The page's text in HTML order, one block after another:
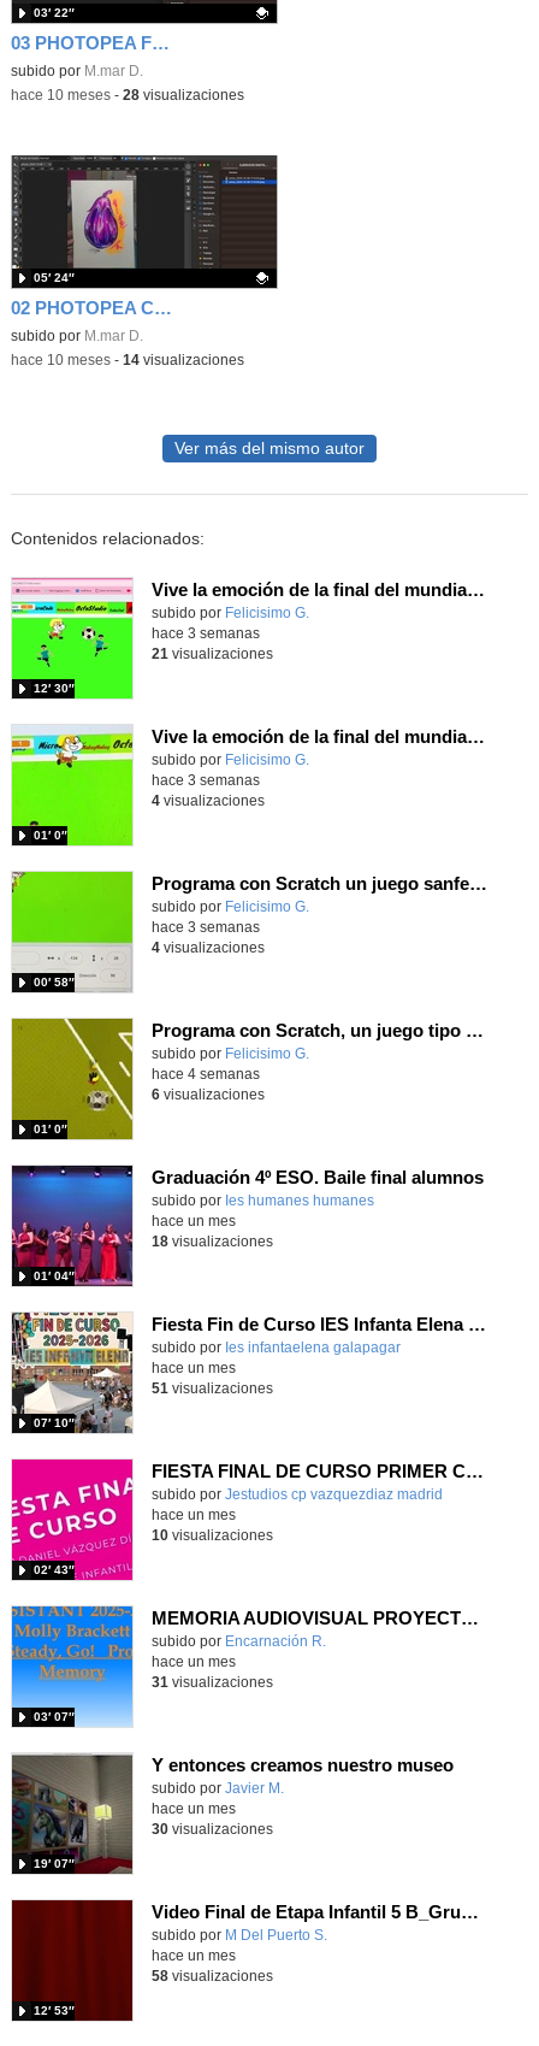
03 PHOTOPEA FONDO TRANSPARENTE
Contenido educativo.
subido por M.mar D.
03′ 22″
-hace 10 meses- 28visualizaciones
02 PHOTOPEA COLOR FONDO
Contenido educativo.
subido por M.mar D.
05′ 24″
-hace 10 meses- 14visualizaciones
Ver más del mismo autor
Contenidos relacionados:
Vive la emoción de la final del mundial programando con Scratch, un juego de toques y esquivar contrarios
Contenido educativo.
subido por Felicisimo G.
12′ 30″
hace 3 semanas
21 visualizaciones
Vive la emoción de la final del mundial 2026, programando con Scratch un juego de toques.
Contenido educativo.
subido por Felicisimo G.
01′ 0″
hace 3 semanas
4visualizaciones
Programa con Scratch un juego sanferminero con Mikel Merino evitando toros y dando toques al balón.
Contenido educativo.
subido por Felicisimo G.
00′ 58″
hace 3 semanas
4visualizaciones
Programa con Scratch, un juego tipo frontón para vivir los cuartos de final contra Bélgica
Contenido educativo.
subido por Felicisimo G.
01′ 0″
hace 4 semanas
6visualizaciones
Graduación 4º ESO. Baile final alumnos
subido por Ies humanes humanes
01′ 04″
-
hace un mes
18visualizaciones
Fiesta Fin de Curso IES Infanta Elena 2025-2026
subido por Ies infantaelena galapagar
07′ 10″
-
hace un mes
51 visualizaciones
FIESTA FINAL DE CURSO PRIMER CICLO DE INFANTIL 2026
Contenido educativo.
subido por Jestudios cp vazquezdiaz madrid
02′ 43″
hace un mes
10visualizaciones
MEMORIA AUDIOVISUAL PROYECTO READY, STEADY, GO CEIP LA LATINA
Contenido educativo.
subido por Encarnación R.
03′ 07″
hace un mes
31 visualizaciones
Y entonces creamos nuestro museo
subido por Javier M.
19′ 07″
hace un mes
30visualizaciones
Video Final de Etapa Infantil 5 B_Grupo de los Búhos
Contenido educativo.
subido por M Del Puerto S.
12′ 53″
hace un mes
58visualizaciones